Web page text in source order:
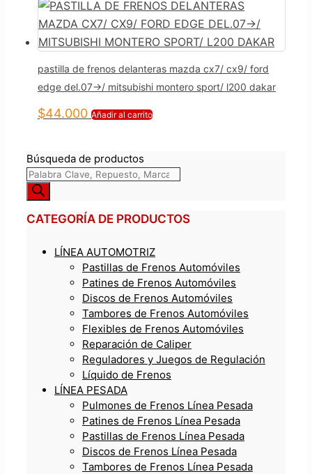
pastilla de frenos delanteras mazda cx7/ cx9/ ford
edge del.07->/ mitsubishi montero sport/ l200 dakar
$44.000 Añadir al carrito
Búsqueda de productos
CATEGORÍA DE PRODUCTOS
LÍNEA AUTOMOTRIZ
Pastillas de Frenos Automóviles
Patines de Frenos Automóviles
Discos de Frenos Automóviles
Tambores de Frenos Automóviles
Flexibles de Frenos Automóviles
Reparación de Caliper
Reguladores y Juegos de Regulación
Líquido de Frenos
LÍNEA PESADA
Pulmones de Frenos Línea Pesada
Patines de Frenos Línea Pesada
Pastillas de Frenos Línea Pesada
Discos de Frenos Línea Pesada
Tambores de Frenos Línea Pesada